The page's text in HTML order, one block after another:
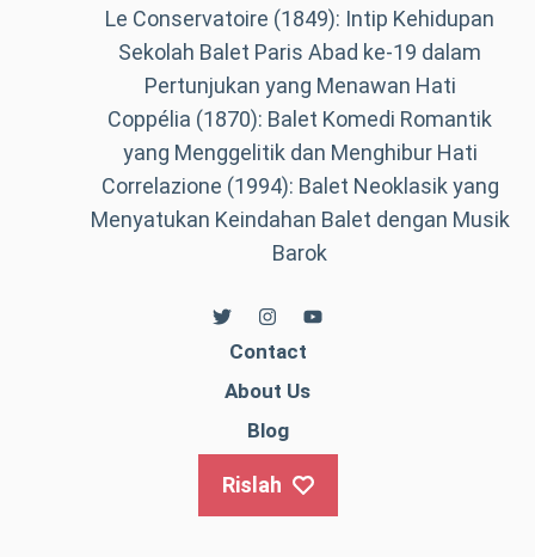
Le Conservatoire (1849): Intip Kehidupan
Sekolah Balet Paris Abad ke-19 dalam
Pertunjukan yang Menawan Hati
Coppélia (1870): Balet Komedi Romantik
yang Menggelitik dan Menghibur Hati
Correlazione (1994): Balet Neoklasik yang
Menyatukan Keindahan Balet dengan Musik
Barok
Contact
About Us
Blog
Rislah